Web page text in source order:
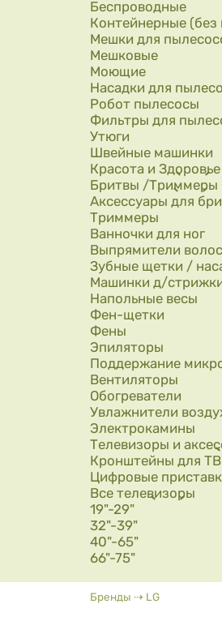
Беспроводные
Контейнерные (без
Мешки для
Мешковые
Моющие
Насадки для
Робот пылесосы
Фильтры для
Утюги
Швейные машинки
Красота и Здоровье
Бритвы /Триммеры
Аксессуары для
Триммеры
Ванночки для ног
Выпрямители
Зубные щетки /
Машинки д/
Напольные весы
Фен-щетки
Фены
Эпиляторы
Поддержание
Вентиляторы
Обогреватели
Увлажнители
Электрокамины
Телевизоры и
Кронштейны для ТВ
Цифровые
Все телевизоры
19"-29"
32"-39"
40"-65"
66"-75"
Вы здесь
Бренды ⇢ LG